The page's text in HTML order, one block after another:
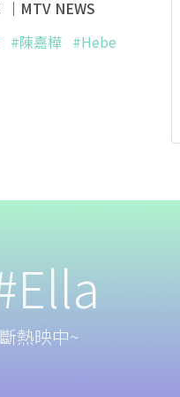
MTV NEWS
#陳嘉樺 #Hebe
熱映中~